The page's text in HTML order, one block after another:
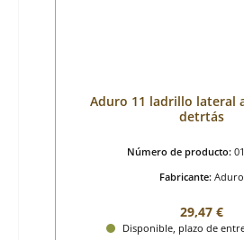
Aduro 11 ladrillo lateral
detrtás
Número de producto:
Fabricante: Aduro
Precio
29,47 €
Disponible, plazo de